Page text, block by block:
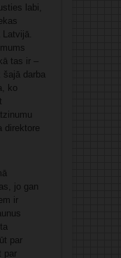
labi,
tas ir –
šajā darba
ko
direktore
jo gan
ir
par
par